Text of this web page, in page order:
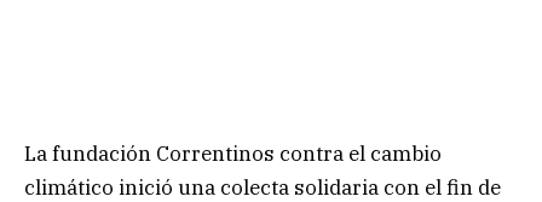
La fundación Correntinos contra el cambio
climático inició una colecta solidaria con el fin de